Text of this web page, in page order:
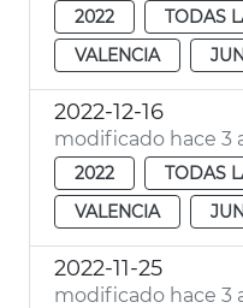
2022
TODAS
VALENCIA
2022-12-16
modificado hace 3
2022
TODAS
VALENCIA
2022-11-25
modificado hace 3